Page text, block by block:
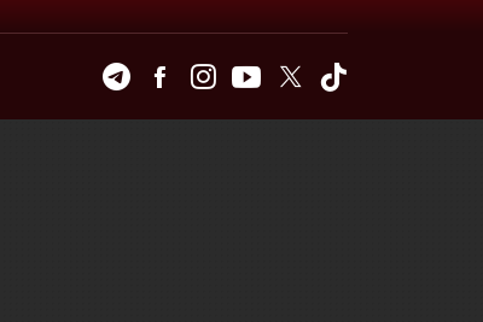
TelegramFacebookInstagramYoutubeTwitter